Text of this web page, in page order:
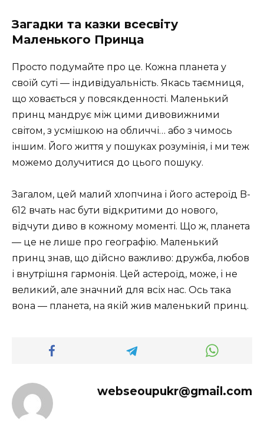
Загадки та казки всесвіту
Маленького Принца
Просто подумайте про це. Кожна планета у
своїй суті — індивідуальність. Якась таємниця,
що ховається у повсякденності. Маленький
принц мандрує між цими дивовижними
світом, з усмішкою на обличчі… або з чимось
іншим. Його життя у пошуках розумінія, і ми теж
можемо долучитися до цього пошуку.
Загалом, цей малий хлопчина і його астероїд B-
612 вчать нас бути відкритими до нового,
відчути диво в кожному моменті. Що ж, планета
— це не лише про географію. Маленький
принц знав, що дійсно важливо: дружба, любов
і внутрішня гармонія. Цей астероїд, може, і не
великий, але значний для всіх нас. Ось така
вона — планета, на якій жив маленький принц.
webseoupukr@gmail.com